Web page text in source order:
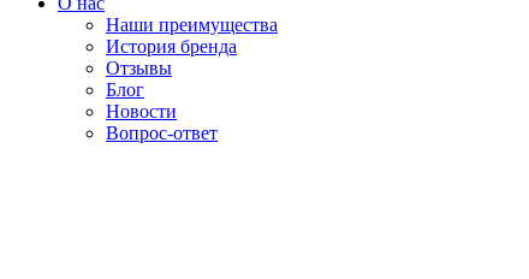
Наши преимущества
История бренда
Отзывы
Блог
Новости
Вопрос-ответ